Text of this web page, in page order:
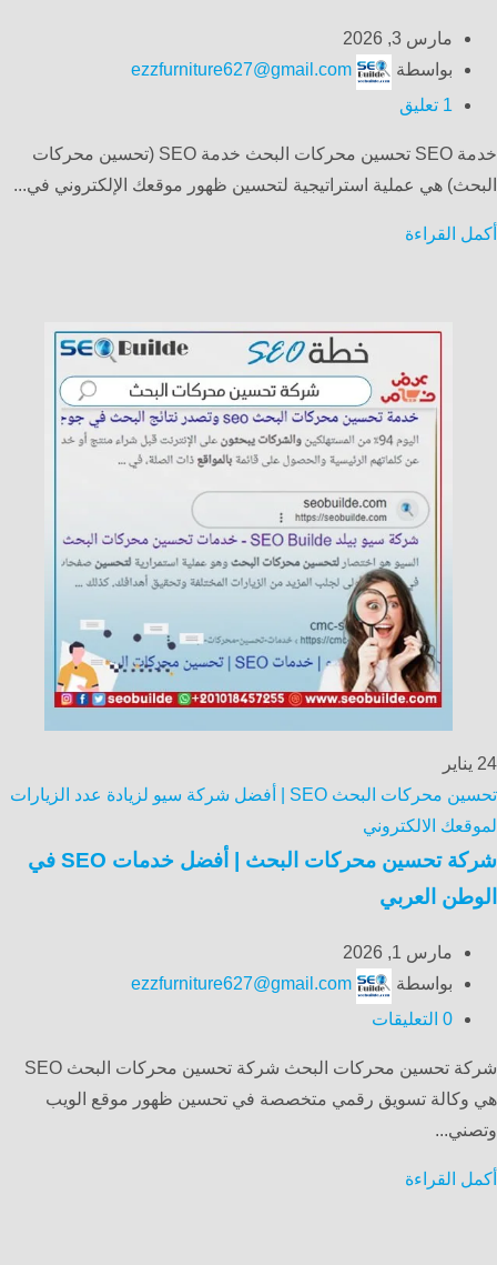
مارس 3, 2026
بواسطة
ezzfurniture627@gmail.com
1 تعليق
خدمة SEO تحسين محركات البحث خدمة SEO (تحسين محركات
البحث) هي عملية استراتيجية لتحسين ظهور موقعك الإلكتروني في...
أكمل القراءة
24 يناير
تحسين محركات البحث SEO | أفضل شركة سيو لزيادة عدد الزيارات
لموقعك الالكتروني
شركة تحسين محركات البحث | أفضل خدمات SEO في
الوطن العربي
مارس 1, 2026
بواسطة
ezzfurniture627@gmail.com
0 التعليقات
شركة تحسين محركات البحث شركة تحسين محركات البحث SEO
هي وكالة تسويق رقمي متخصصة في تحسين ظهور موقع الويب
وتصني...
أكمل القراءة